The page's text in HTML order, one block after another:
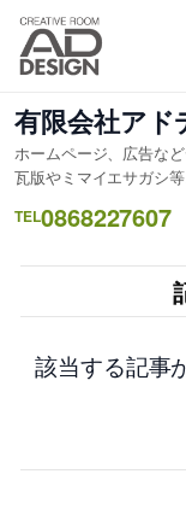
内
を
キ
ッ
プ
有限会社アド
ホームページ、広告な
瓦版やミマイエサガシ
TEL0868227607
該当する記事